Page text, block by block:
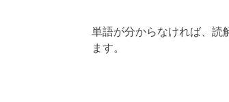
単語が分からなければ、読
ます。